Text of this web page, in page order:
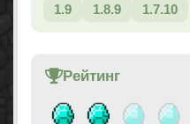
1.9
1.8.9 1.7.10
Рейтинг